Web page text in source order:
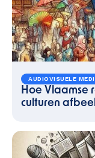
AUDIOVISUELE
Hoe Vlaamse
culturen